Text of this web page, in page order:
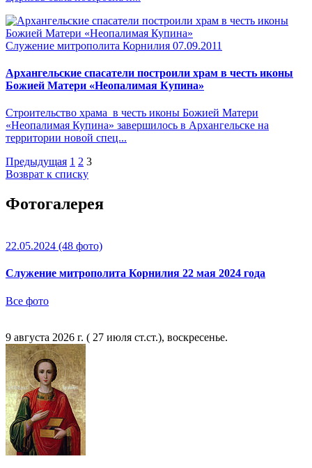
Служение митрополита Корнилия 07.09.2011
Архангельские спасатели построили храм в честь иконы
Божией Матери «Неопалимая Купина»
Строительство храма в честь иконы Божией Матери
«Неопалимая Купина» завершилось в Архангельске на
территории новой спец...
Предыдущая 1 2 3
Возврат к списку
Фотогалерея
22.05.2024 (48 фото)
Служение митрополита Корнилия 22 мая 2024 года
Все фото
9 августа 2026 г. ( 27 июля ст.ст.), воскресенье.